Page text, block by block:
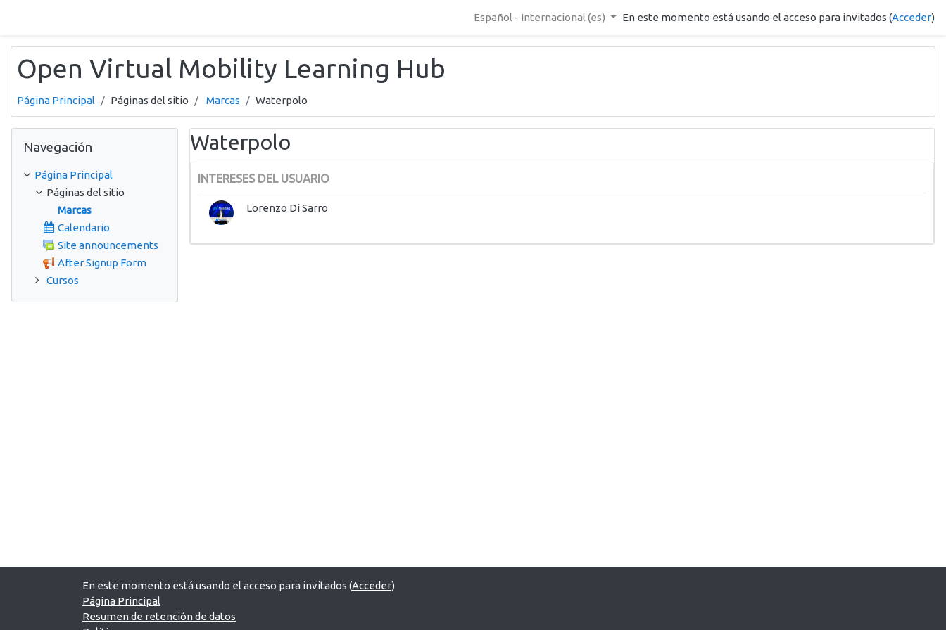
Español - Internacional ‎(es)‎
En este momento está usando el acceso para invitados (Acceder)
Open Virtual Mobility Learning Hub
Página Principal Páginas del sitio Marcas Waterpolo
Waterpolo
INTERESES DEL USUARIO
Lorenzo Di Sarro
Navegación
Página Principal
Páginas del sitio
Marcas
Calendario
Site announcements
After Signup Form
Cursos
En este momento está usando el acceso para invitados (Acceder)
Página Principal
Resumen de retención de datos